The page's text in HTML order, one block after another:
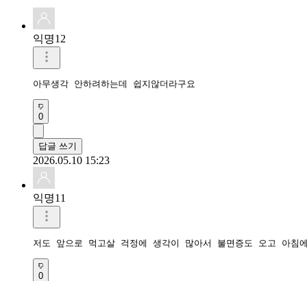
익명12
아무생각 안하려하는데 쉽지않더라구요
0
답글 쓰기
2026.05.10 15:23
익명11
저도 앞으로 먹고살 걱정에 생각이 많아서 불면증도 오고 아
0